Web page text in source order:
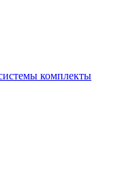
комплекты